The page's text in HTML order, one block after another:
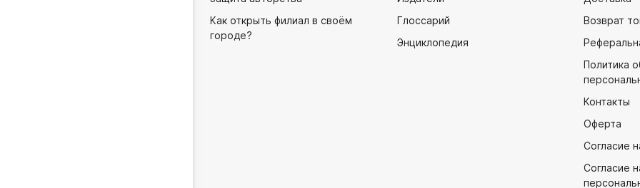
Как открыть филиал в своём
городе?
Глоссарий
Энциклопедия
Возврат
Политика
Контакты
Оферта
Согласие
Согласие